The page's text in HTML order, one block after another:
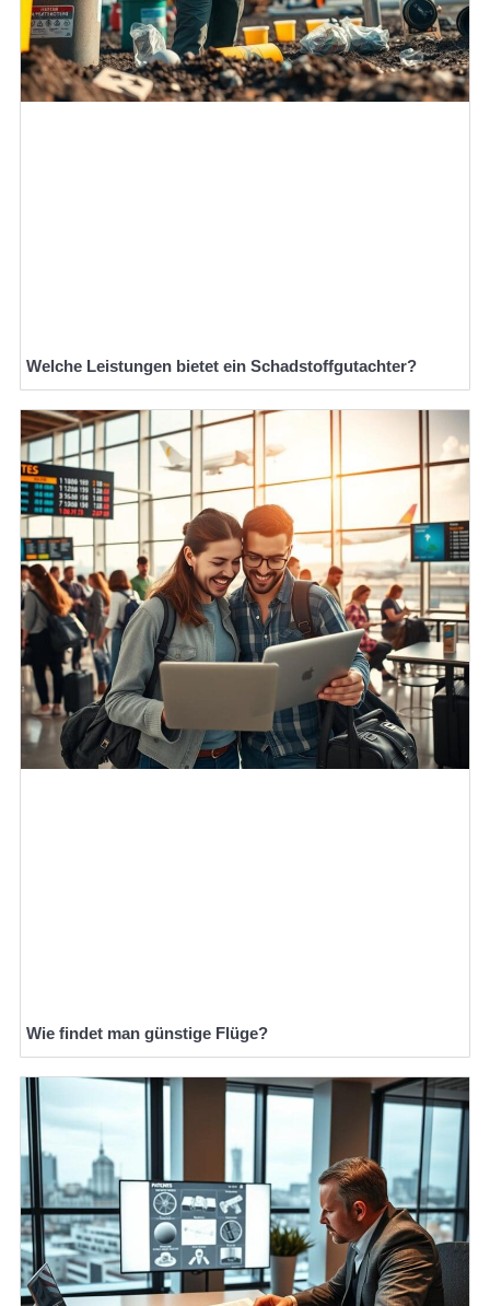
Welche Leistungen bietet ein Schadstoffgutachter?
Wie findet man günstige Flüge?